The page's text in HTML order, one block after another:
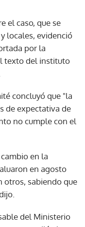
el caso, que se
locales, evidenció
por la
texto del instituto
concluyó que "la
de expectativa de
no cumple con el
en la
en agosto
otros, sabiendo que
del Ministerio